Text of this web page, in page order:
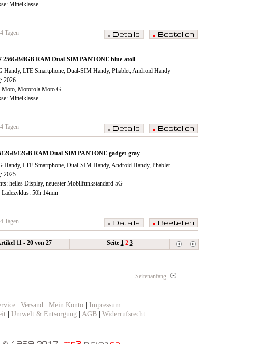
Mittelklasse
Tagen
256GB/8GB RAM Dual-SIM PANTONE blue-atoll
Handy, LTE Smartphone, Dual-SIM Handy, Phablet, Android Handy
2026
Moto, Motorola Moto G
Mittelklasse
Tagen
12GB RAM Dual-SIM PANTONE gadget-gray
Handy, LTE Smartphone, Dual-SIM Handy, Android Handy, Phablet
2025
helles Display, neuester Mobilfunkstandard 5G
50h 14min
Tagen
11 - 20 von 27 Seite 1 2 3
Seitenanfang
| Versand| Mein Konto| Impressum
| Umwelt & Entsorgung| AGB| Widerrufsrecht